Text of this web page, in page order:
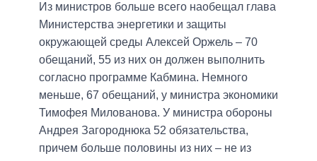
Из министров больше всего наобещал глава
Министерства энергетики и защиты
окружающей среды Алексей Оржель – 70
обещаний, 55 из них он должен выполнить
согласно программе Кабмина. Немного
меньше, 67 обещаний, у министра экономики
Тимофея Милованова. У министра обороны
Андрея Загороднюка 52 обязательства,
причем больше половины из них – не из